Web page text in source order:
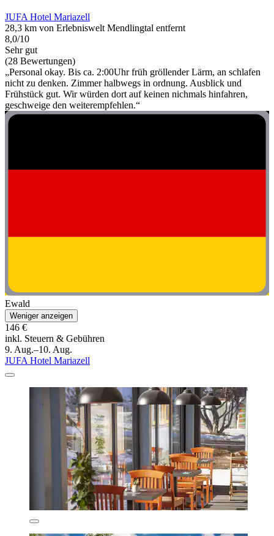
JUFA Hotel Mariazell
28,3 km von Erlebniswelt Mendlingtal entfernt
8,0/10
Sehr gut
(28 Bewertungen)
„Personal okay. Bis ca. 2:00Uhr früh gröllender Lärm, an schlafen
nicht zu denken. Zimmer halbwegs in ordnung. Ausblick und
Frühstück gut. Wir würden dort auf keinen nichmals hinfahren,
geschweige den weiterempfehlen.“
Ewald
Weniger anzeigen
146 €
inkl. Steuern & Gebühren
9. Aug.–10. Aug.
JUFA Hotel Mariazell